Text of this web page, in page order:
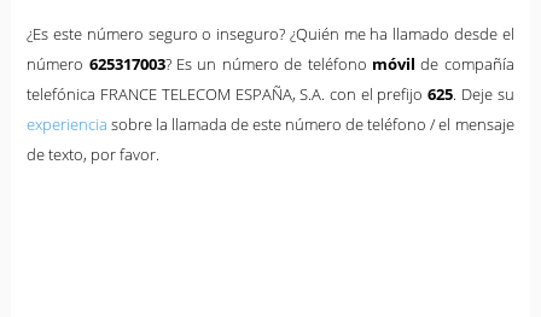
¿Es este número seguro o inseguro? ¿Quién me ha llamado desde el
número 625317003? Es un número de teléfono móvil de compañía
telefónica FRANCE TELECOM ESPAÑA, S.A. con el prefijo625. Deje su
experiencia sobre la llamada de este número de teléfono / el mensaje
de texto, por favor.